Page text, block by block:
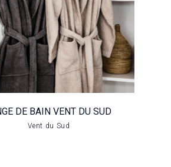
DU SUD
VOIR LE PRODUIT
DE BAIN VENT DU SUD
Vent du Sud